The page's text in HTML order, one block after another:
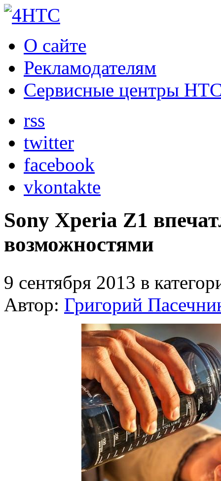
О сайте
Рекламодателям
Сервисные центры
rss
twitter
facebook
vkontakte
Sony Xperia Z1
возможностями
9 сентября 2013 в
Автор: Григорий